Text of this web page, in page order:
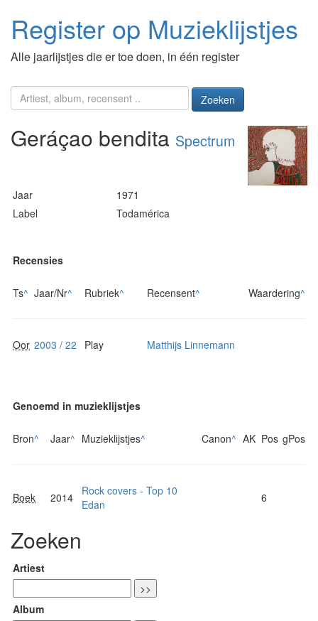
Register op Muzieklijstjes
Alle jaarlijstjes die er toe doen, in één register
Zoeken
Geráçao bendita Spectrum
Jaar
1971
Label
Todamérica
Recensies
Ts^ Jaar/Nr^ Rubriek^ Recensent^ Waardering^
Oor 2003 / 22 Play Matthijs Linnemann
Genoemd in muzieklijstjes
Bron^ Jaar^ Muzieklijstjes^ Canon^ AK Pos gPos
Boek 2014
Rock covers - Top 10
Edan
6
Zoeken
Artiest
Album